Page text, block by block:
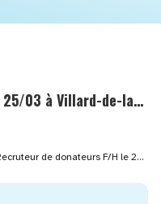
Recruteur de donateurs F/H le 25/03 à Villard-de-lans (38)
Recruteur de donateurs F/H le 25/03 à Villard-de-lans (38)